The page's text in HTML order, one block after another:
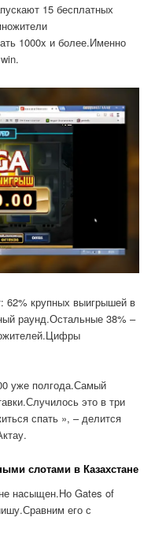
15 бесплатных
1000x и более.Именно
62% крупных выигрышей в
раунд.Остальные 38% –
уже полгода.Самый
это в три
спать », – делится
слотами в Казахстане
насыщен.Но Gates of
его с